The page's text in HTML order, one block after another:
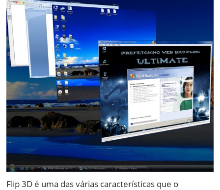
Flip 3D é uma das várias características que o